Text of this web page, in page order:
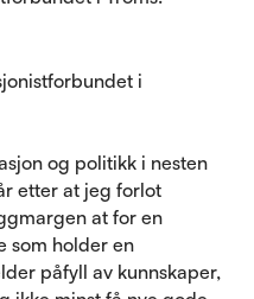
i
og politikk i nesten
etter at jeg forlot
at for en
som holder en
påfyll av kunnskaper,